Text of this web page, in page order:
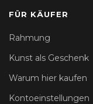
FÜR KÄUFER
Rahmung
Kunst als Geschenk
Warum hier kaufen
Kontoeinstellungen